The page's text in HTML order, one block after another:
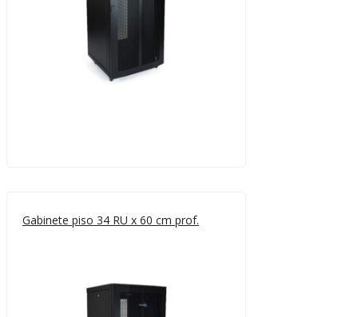
Gabinete piso 34 RU x 60 cm prof.